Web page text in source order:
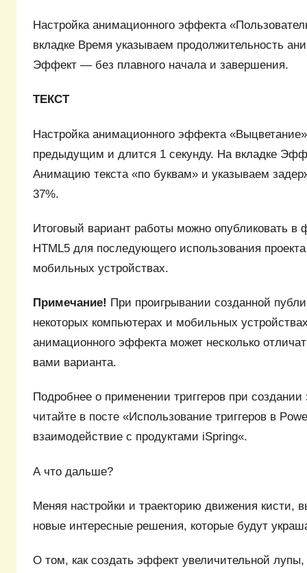
Настройка анимационного эффекта
вкладке Время указываем продолжительность
Эффект — без плавного начала и завершения.
ТЕКСТ
Настройка анимационного эффекта
предыдущим и длится 1 секунду. На вкладке
Анимацию текста «по буквам» и указываем
37%.
Итоговый вариант работы можно опубликовать в
HTML5 для последующего использования
мобильных устройствах.
Примечание! При проигрывании созданной
некоторых компьютерах и мобильных
анимационного эффекта может несколько
вами варианта.
Подробнее о применении триггеров при
читайте в посте «Использование триггеров в
взаимодействие с продуктами iSpring«.
А что дальше?
Меняя настройки и траекторию движения кисти,
новые интересные решения, которые будут
О том, как создать эффект увеличительной